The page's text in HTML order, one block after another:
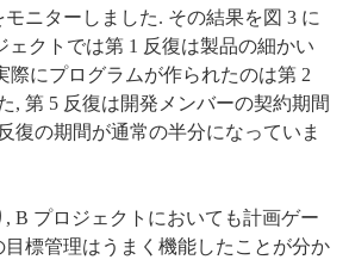
ニターしました. その結果を図 3 に
クトでは第 1 反復は製品の細かい
にプログラムが作られたのは第 2
, 第 5 反復は開発メンバーの契約期間
復の期間が通常の半分になっていま
B プロジェクトにおいても計画ゲー
目標管理はうまく機能したことが分か